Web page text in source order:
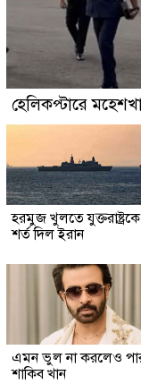
হেলিকপ্টারে
হরমুজ খুলতে
শর্ত দিল ইরান
এমন ভুল না করলেও
শাকিব খান